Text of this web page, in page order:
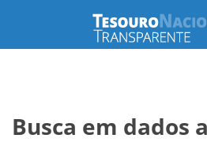
Busca em dados